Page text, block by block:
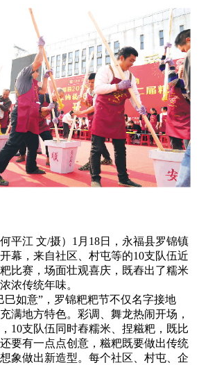
江 文/摄）1月18日，永福县罗锦镇
幕，来自社区、村屯等的10支队伍近
比赛，场面壮观喜庆，既舂出了糯米
浓传统年味。
如意”，罗锦粑粑节不仅名字接地
满地方特色。彩调、舞龙热闹开场，
10支队伍同时舂糯米、捏糍粑，既比
要有一点点创意，糍粑既要做出传统
象做出新造型。每个社区、村屯、企